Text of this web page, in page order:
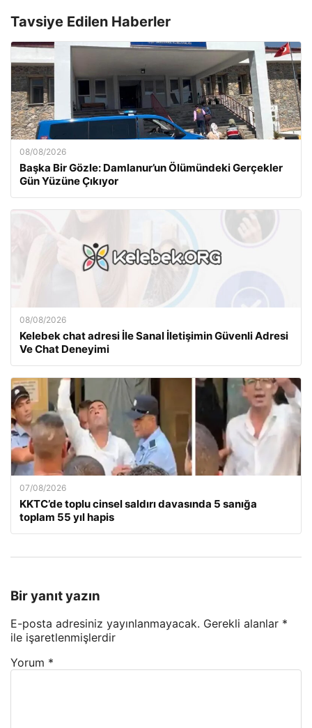
Tavsiye Edilen Haberler
08/08/2026
Başka Bir Gözle: Damlanur’un Ölümündeki Gerçekler
Gün Yüzüne Çıkıyor
08/08/2026
Kelebek chat adresi İle Sanal İletişimin Güvenli Adresi
Ve Chat Deneyimi
07/08/2026
KKTC’de toplu cinsel saldırı davasında 5 sanığa
toplam 55 yıl hapis
Bir yanıt yazın
E-posta adresiniz yayınlanmayacak. Gerekli alanlar *
ile işaretlenmişlerdir
Yorum *